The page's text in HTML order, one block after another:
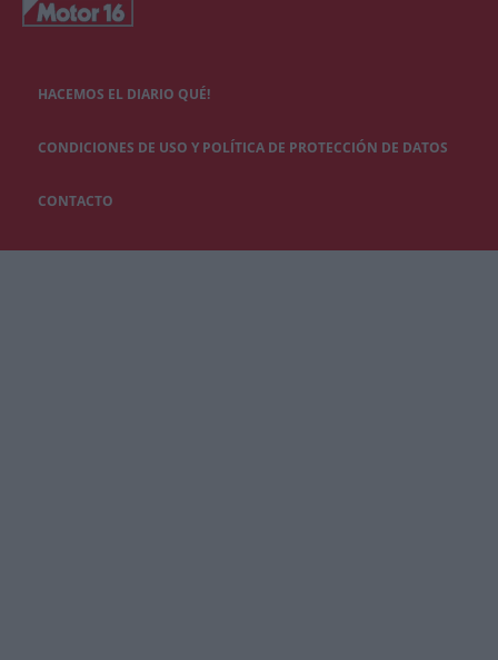
HACEMOS EL DIARIO QUÉ!
CONDICIONES DE USO Y POLÍTICA DE PROTECCIÓN DE DATOS
CONTACTO